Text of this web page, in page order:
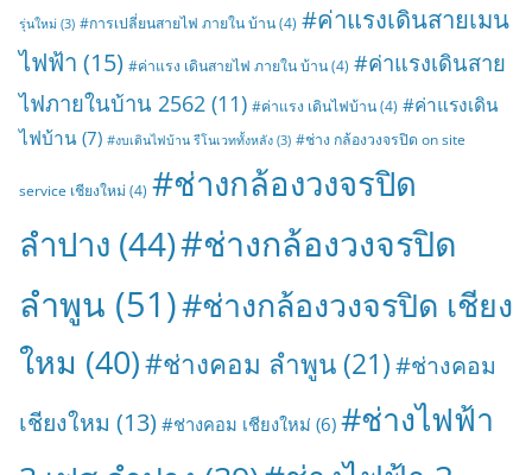
รุ่นใหม่ (3) #การเปลี่ยนสายไฟ ภายใน บ้าน(4) #ค่าแรงเดินสายเมน
ไฟฟ้า (15) #ค่าแรง เดินสายไฟ ภายใน บ้าน(4) #ค่าแรงเดินสาย
ไฟภายในบ้าน 2562 (11) #ค่าแรง เดินไฟบ้าน(4) #ค่าแรงเดิน
ไฟบ้าน(7) #งบเดินไฟบ้าน รีโนเวททั้งหลัง (3) #ช่าง กล้องวงจรปิด on site
service เชียงใหม่ (4) #ช่างกล้องวงจรปิด
ลำปาง (44)#ช่างกล้องวงจรปิด
ลำพูน (51)#ช่างกล้องวงจรปิด เชียง
ใหม (40)#ช่างคอม ลำพูน (21)#ช่างคอม
เชียงใหม (13) #ช่างคอม เชียงใหม่ (6) #ช่างไฟฟ้า